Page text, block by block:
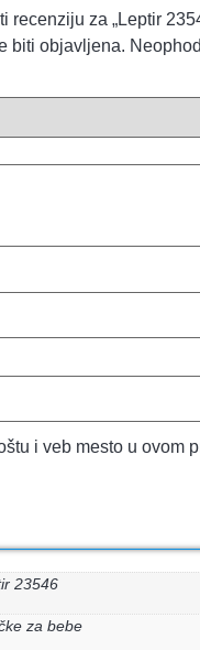
recenziju za „Leptir
biti objavljena.
i veb mesto u ovom
23546
za bebe